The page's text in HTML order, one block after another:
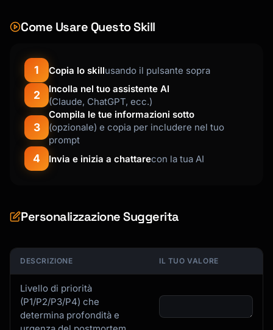
Come Usare Questo Skill
1 Copia lo skillusando il pulsante sopra
2
Incolla nel tuo assistente AI
(Claude, ChatGPT, ecc.)
3
Compila le tue informazioni sotto
(opzionale) e copia per includere nel tuo
prompt
4 Invia e inizia a chattarecon la tua AI
Personalizzazione Suggerita
DESCRIZIONE IL TUO VALORE
Livello di priorità
(P1/P2/P3/P4) che
determina profondità e